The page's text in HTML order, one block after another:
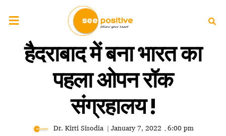
हैदराबाद में बना भारत का
पहला ओपन रॉक
संग्रहालय !
Dr. Kirti Sisodia | January 7, 2022 , 6:00 pm